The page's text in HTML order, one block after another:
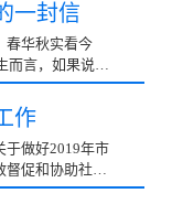
一封信
春华秋实看今
言，如果说高
己的大学...
作
于做好2019年市
促和协助社区
阳城建...